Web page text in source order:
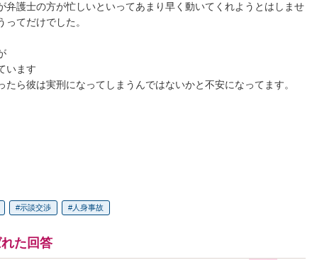
弁護士の方が忙しいといってあまり早く動いてくれようとはしませ
てだけでした。
います
ら彼は実刑になってしまうんではないかと不安になってます。
示談交渉 人身事故
た回答